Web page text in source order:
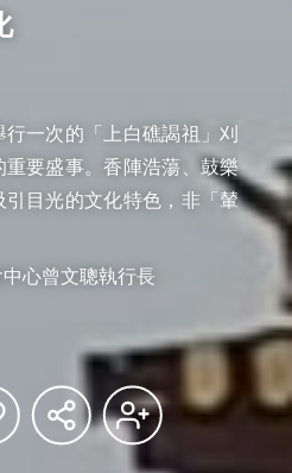
一次的「上白礁謁祖」刈
要盛事。香陣浩蕩、鼓樂
目光的文化特色，非「輦
心曾文聰執行長